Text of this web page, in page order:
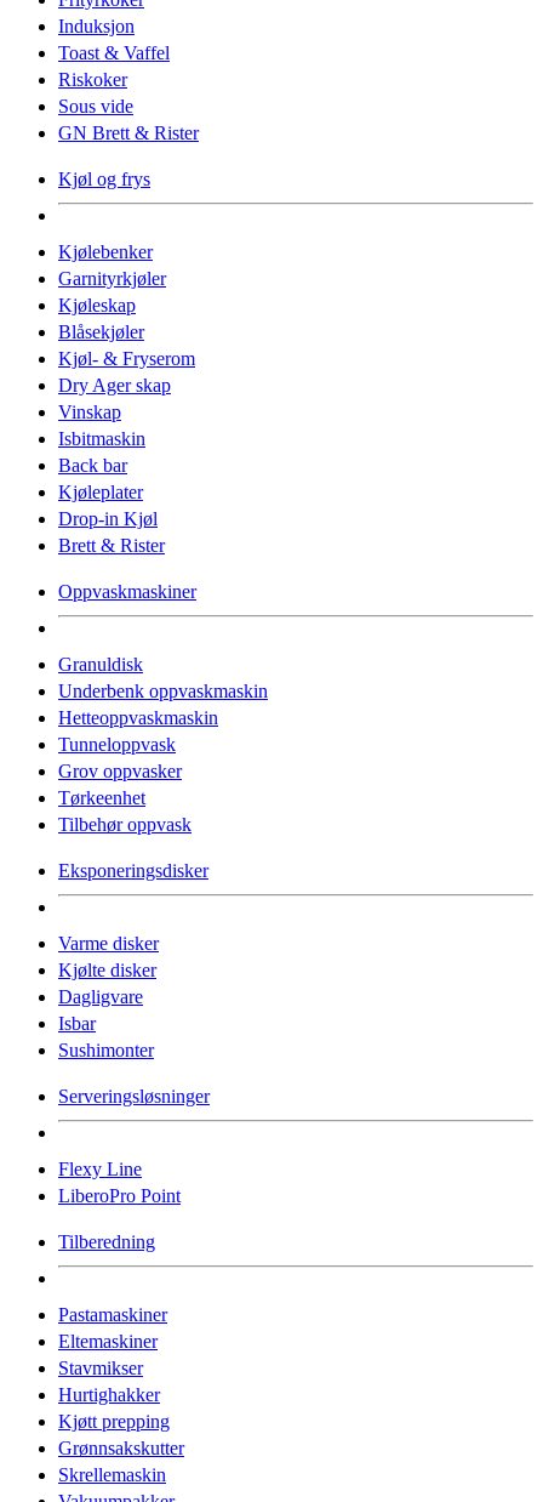
Induksjon
Toast & Vaffel
Riskoker
Sous vide
GN Brett & Rister
Kjøl og frys
Kjølebenker
Garnityrkjøler
Kjøleskap
Blåsekjøler
Kjøl- & Fryserom
Dry Ager skap
Vinskap
Isbitmaskin
Back bar
Kjøleplater
Drop-in Kjøl
Brett & Rister
Oppvaskmaskiner
Granuldisk
Underbenk oppvaskmaskin
Hetteoppvaskmaskin
Tunneloppvask
Grov oppvasker
Tørkeenhet
Tilbehør oppvask
Eksponeringsdisker
Varme disker
Kjølte disker
Dagligvare
Isbar
Sushimonter
Serveringsløsninger
Flexy Line
LiberoPro Point
Tilberedning
Pastamaskiner
Eltemaskiner
Stavmikser
Hurtighakker
Kjøtt prepping
Grønnsakskutter
Skrellemaskin